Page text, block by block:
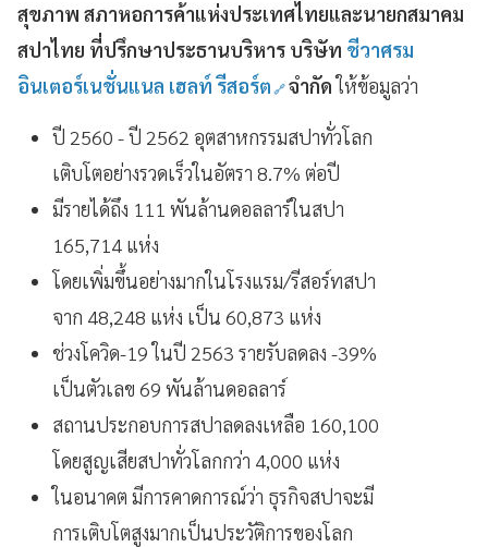
สุขภาพ สภาหอการค้าแห่งประเทศไทยและนายกสมาคม
สปาไทย ที่ปรึกษาประธานบริหาร บริษัท ชีวาศรม
อินเตอร์เนชั่นแนล เฮลท์ รีสอร์ต จำกัดให้ข้อมูลว่า
ปี 2560 - ปี 2562 อุตสาหกรรมสปาทั่วโลก
เติบโตอย่างรวดเร็วในอัตรา 8.7% ต่อปี
มีรายได้ถึง 111 พันล้านดอลลาร์ในสปา
165,714 แห่ง
โดยเพิ่มขึ้นอย่างมากในโรงแรม/รีสอร์ทสปา
จาก 48,248 แห่ง เป็น 60,873 แห่ง
ช่วงโควิด-19 ในปี 2563 รายรับลดลง -39%
เป็นตัวเลข 69 พันล้านดอลลาร์
สถานประกอบการสปาลดลงเหลือ 160,100
โดยสูญเสียสปาทั่วโลกกว่า 4,000 แห่ง
ในอนาคต มีการคาดการณ์ว่า ธุรกิจสปาจะมี
การเติบโตสูงมากเป็นประวัติการของโลก